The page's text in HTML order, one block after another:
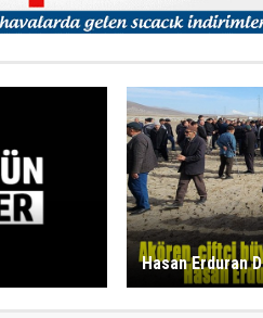
Hasan Erduran